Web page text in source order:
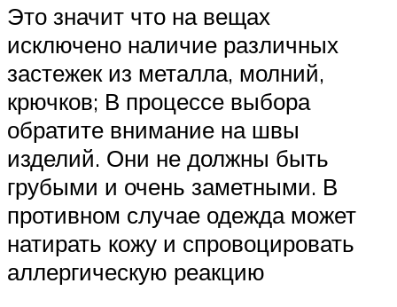
Это значит что на вещах
исключено наличие различных
застежек из металла, молний,
крючков; В процессе выбора
обратите внимание на швы
изделий. Они не должны быть
грубыми и очень заметными. В
противном случае одежда может
натирать кожу и спровоцировать
аллергическую реакцию